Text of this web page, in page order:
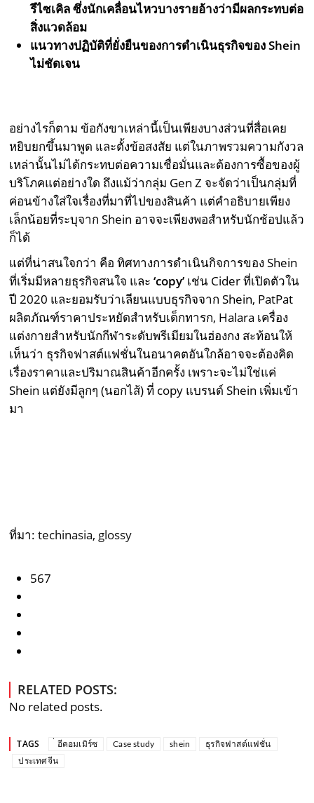
รีไซเคิล ซึ่งนักเคลื่อนไหวบางรายอ้างว่ามีผลกระทบต่อ
สิ่งแวดล้อม
แนวทางปฏิบัติที่ยั่งยืนของการดำเนินธุรกิจของ Shein
ไม่ชัดเจน
อย่างไรก็ตาม ข้อกังขาเหล่านี้เป็นเพียงบางส่วนที่สื่อเคย
หยิบยกขึ้นมาพูด และตั้งข้อสงสัย แต่ในภาพรวมความกังวล
เหล่านั้นไม่ได้กระทบต่อความเชื่อมั่นและต้องการซื้อของผู้
บริโภคแต่อย่างใด ถึงแม้ว่ากลุ่ม Gen Z จะจัดว่าเป็นกลุ่มที่
ค่อนข้างใส่ใจเรื่องที่มาที่ไปของสินค้า แต่คำอธิบายเพียง
เล็กน้อยที่ระบุจาก Shein อาจจะเพียงพอสำหรับนักช้อปแล้ว
ก็ได้
แต่ที่น่าสนใจกว่า คือ ทิศทางการดำเนินกิจการของ Shein
ที่เริ่มมีหลายธุรกิจสนใจ และ ‘copy’ เช่น Cider ที่เปิดตัวใน
ปี 2020 และยอมรับว่าเลียนแบบธุรกิจจาก Shein, PatPat
ผลิตภัณฑ์ราคาประหยัดสำหรับเด็กทารก, Halara เครื่อง
แต่งกายสำหรับนักกีฬาระดับพรีเมียมในฮ่องกง สะท้อนให้
เห็นว่า ธุรกิจฟาสต์แฟชั่นในอนาคตอันใกล้อาจจะต้องคิด
เรื่องราคาและปริมาณสินค้าอีกครั้ง เพราะจะไม่ใช่แค่
Shein แต่ยังมีลูกๆ (นอกไส้) ที่ copy แบรนด์ Shein เพิ่มเข้า
มา
ที่มา:techinasia, glossy
567
RELATED POSTS:
No related posts.
TAGS ่ อีคอมเมิร์ซ Case study shein
ธุรกิจฟาสต์แฟชั่น
ประเทศจีน